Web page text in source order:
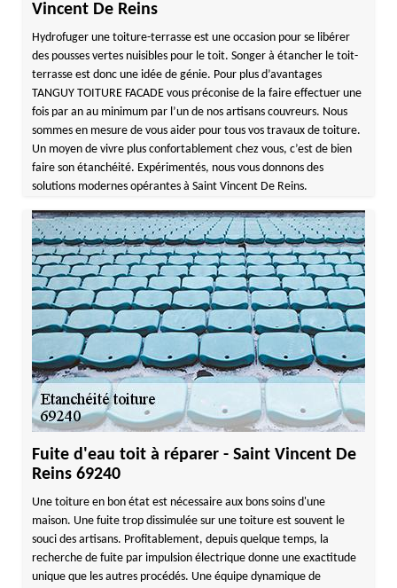
Vincent De Reins
Hydrofuger une toiture-terrasse est une occasion pour se libérer
des pousses vertes nuisibles pour le toit. Songer à étancher le toit-
terrasse est donc une idée de génie. Pour plus d’avantages
TANGUY TOITURE FACADE vous préconise de la faire effectuer une
fois par an au minimum par l’un de nos artisans couvreurs. Nous
sommes en mesure de vous aider pour tous vos travaux de toiture.
Un moyen de vivre plus confortablement chez vous, c’est de bien
faire son étanchéité. Expérimentés, nous vous donnons des
solutions modernes opérantes à Saint Vincent De Reins.
Fuite d'eau toit à réparer - Saint Vincent De
Reins 69240
Une toiture en bon état est nécessaire aux bons soins d'une
maison. Une fuite trop dissimulée sur une toiture est souvent le
souci des artisans. Profitablement, depuis quelque temps, la
recherche de fuite par impulsion électrique donne une exactitude
unique que les autres procédés. Une équipe dynamique de